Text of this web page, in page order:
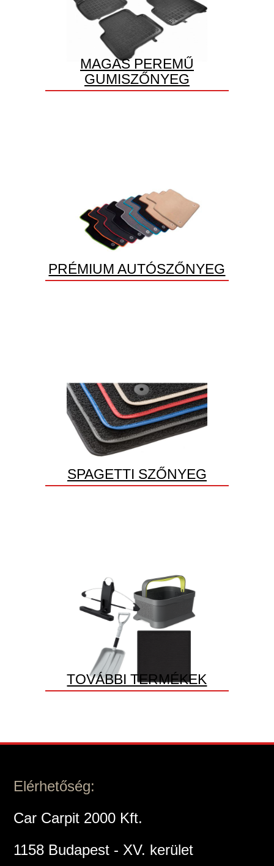
MAGAS PEREMŰ
GUMISZŐNYEG
PRÉMIUM AUTÓSZŐNYEG
SPAGETTI SZŐNYEG
TOVÁBBI TERMÉKEK
Elérhetőség:
Car Carpit 2000 Kft.
1158 Budapest - XV. kerület